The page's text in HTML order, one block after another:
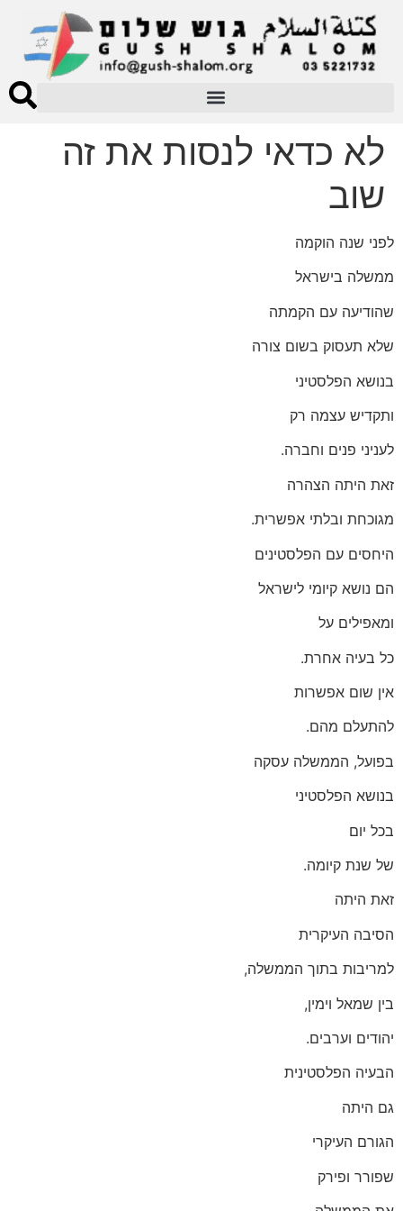
לא כדאי לנסות את זה
שוב
לפני שנה הוקמה
ממשלה בישראל
שהודיעה עם הקמתה
שלא תעסוק בשום צורה
בנושא הפלסטיני
ותקדיש עצמה רק
לעניני פנים וחברה.
זאת היתה הצהרה
מגוכחת ובלתי אפשרית.
היחסים עם הפלסטינים
הם נושא קיומי לישראל
ומאפילים על
כל בעיה אחרת.
אין שום אפשרות
להתעלם מהם.
בפועל, הממשלה עסקה
בנושא הפלסטיני
בכל יום
של שנת קיומה.
זאת היתה
הסיבה העיקרית
למריבות בתוך הממשלה,
בין שמאל וימין,
יהודים וערבים.
הבעיה הפלסטינית
גם היתה
הגורם העיקרי
שפורר ופירק